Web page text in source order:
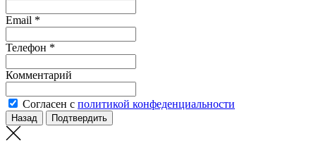
Email *
Телефон *
Комментарий
Согласен с политикой конфеденциальности
Назад Подтвердить